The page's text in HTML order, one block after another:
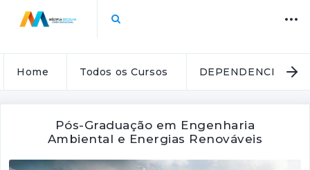
Home Todos os Cursos DEPENDENCIA
Pós-Graduação em Engenharia
Ambiental e Energias Renováveis